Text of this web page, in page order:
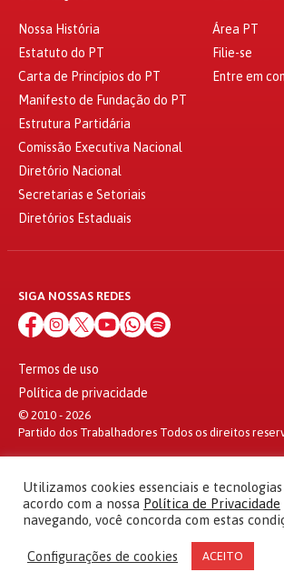
Nossa História
Estatuto do PT
Carta de Princípios do PT
Manifesto de Fundação do PT
Estrutura Partidária
Comissão Executiva Nacional
Diretório Nacional
Secretarias e Setoriais
Diretórios Estaduais
Área PT
Filie-se
Entre em
SIGA NOSSAS REDES
Termos de uso
Política de privacidade
© 2010 - 2026
Partido dos Trabalhadores Todos os direitos
Utilizamos cookies essenciais e
acordo com a nossa Política de Privacidade
navegando, você concorda com estas
Configurações de cookies ACEITO